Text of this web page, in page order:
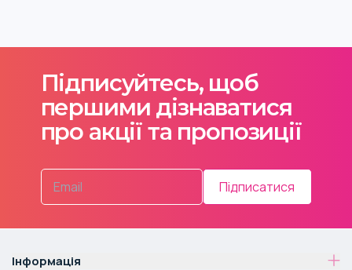
Підписуйтесь, щоб
першими дізнаватися
про акції та пропозиції
Підписатися
Інформація